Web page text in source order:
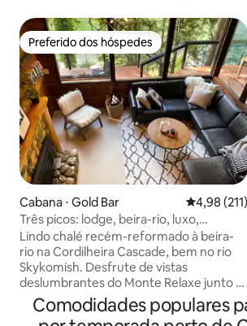
Preferido dos hóspedes
Preferido dos hóspedes
Cabana ⋅ Gold Bar 4,98 de
4,98 (211)
Três picos: lodge, beira-rio, luxo,
banheira, sauna, animais de estimação
Lindo chalé recém-reformado à beira-
rio na Cordilheira Cascade, bem no rio
Skykomish. Desfrute de vistas
deslumbrantes do Monte Relaxe junto à
fogueira ou no incrível deck panorâmico
para um mergulho na banheira de
Comodidades populares